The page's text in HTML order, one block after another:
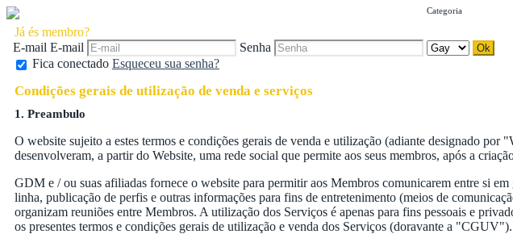
Já és membro?
E-mail E-mail Senha
Categoria
Fica conectado Esqueceu sua senha?
Condições gerais de utilização de venda e serviços
1. Preambulo
O website sujeito a estes termos e condições gerais de venda e utilização (adiante designado
desenvolveram, a partir do Website, uma rede social que permite aos seus membros, após a
GDM e / ou suas afiliadas fornece o website para permitir aos Membros comunicarem entre si
linha, publicação de perfis e outras informações para fins de entretenimento (meios de
organizam reuniões entre Membros. A utilização dos Serviços é apenas para fins pessoais e
os presentes termos e condições gerais de utilização e venda dos Serviços (doravante a "CGUV").